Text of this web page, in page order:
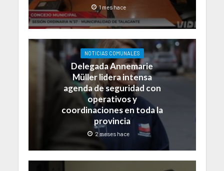
1 mes hace
NOTICIAS COMUNALES
Delegada Annemarie
Müller lidera intensa
agenda de seguridad con
operativos y
coordinaciones en toda la
provincia
2 meses hace